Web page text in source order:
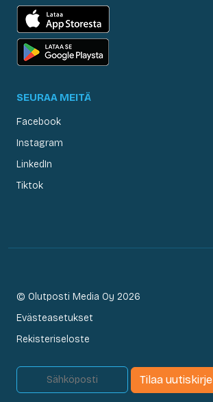
SEURAA MEITÄ
Facebook
Instagram
LinkedIn
Tiktok
© Olutposti Media Oy 2026
Evästeasetukset
Rekisteriseloste
Tilaa uutiskirje